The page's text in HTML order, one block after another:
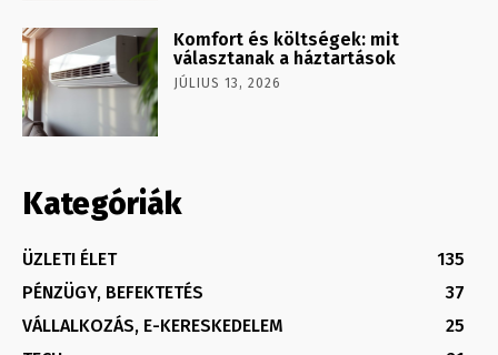
Komfort és költségek: mit
választanak a háztartások
JÚLIUS 13, 2026
Kategóriák
ÜZLETI ÉLET
135
PÉNZÜGY, BEFEKTETÉS
37
VÁLLALKOZÁS, E-KERESKEDELEM
25